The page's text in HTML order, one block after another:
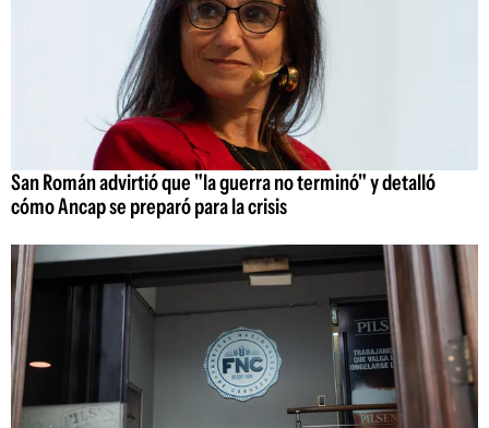
San Román advirtió que "la guerra no terminó" y detalló
cómo Ancap se preparó para la crisis